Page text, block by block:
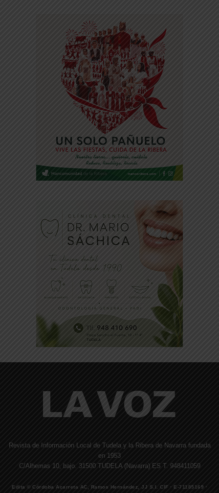
Revista de Información Local de Tudela y la Ribera de Navarra fundada
en 1953
C/Alhemas 10, bajo. 31500 TUDELA (Navarra) ES T. 948411059
Edita © Córdoba Acarreta AC, Ramos Hernández, JJ S.I. CIF · E-71185169 ·